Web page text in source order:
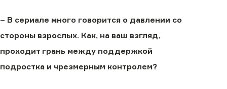
– В сериале много говорится о давлении со
стороны взрослых. Как, на ваш взгляд,
проходит грань между поддержкой
подростка и чрезмерным контролем?